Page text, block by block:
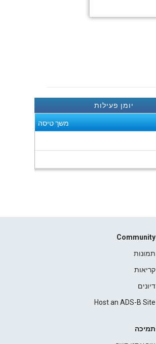
יומן פעילות
משך טיסה
Community
תמונות
קריאות
דיונים
Host an ADS-B Site
תמיכה